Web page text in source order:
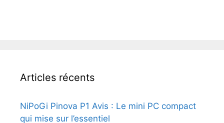
Articles récents
NiPoGi Pinova P1 Avis : Le mini PC compact
qui mise sur l’essentiel